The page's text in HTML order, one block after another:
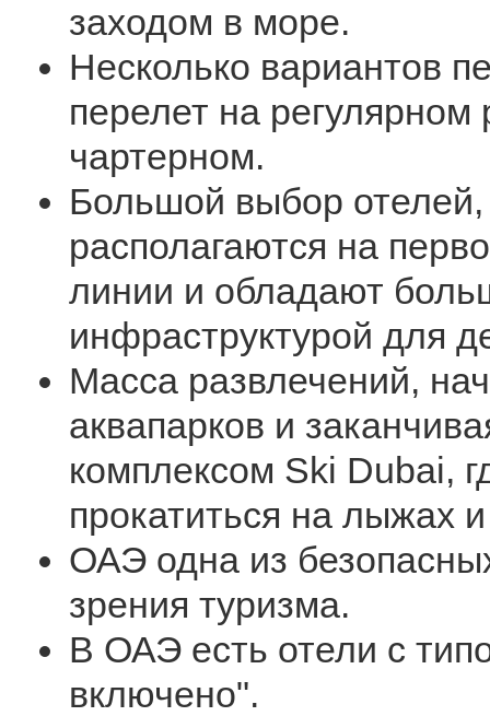
заходом в море.
Несколько вариантов
перелет на регулярном
чартерном.
Большой выбор отелей,
располагаются на
линии и обладают
инфраструктурой для
Масса развлечений,
аквапарков и
комплексом Ski Dubai,
прокатиться на лыжах
ОАЭ одна из
зрения туризма.
В ОАЭ есть отели с
включено".